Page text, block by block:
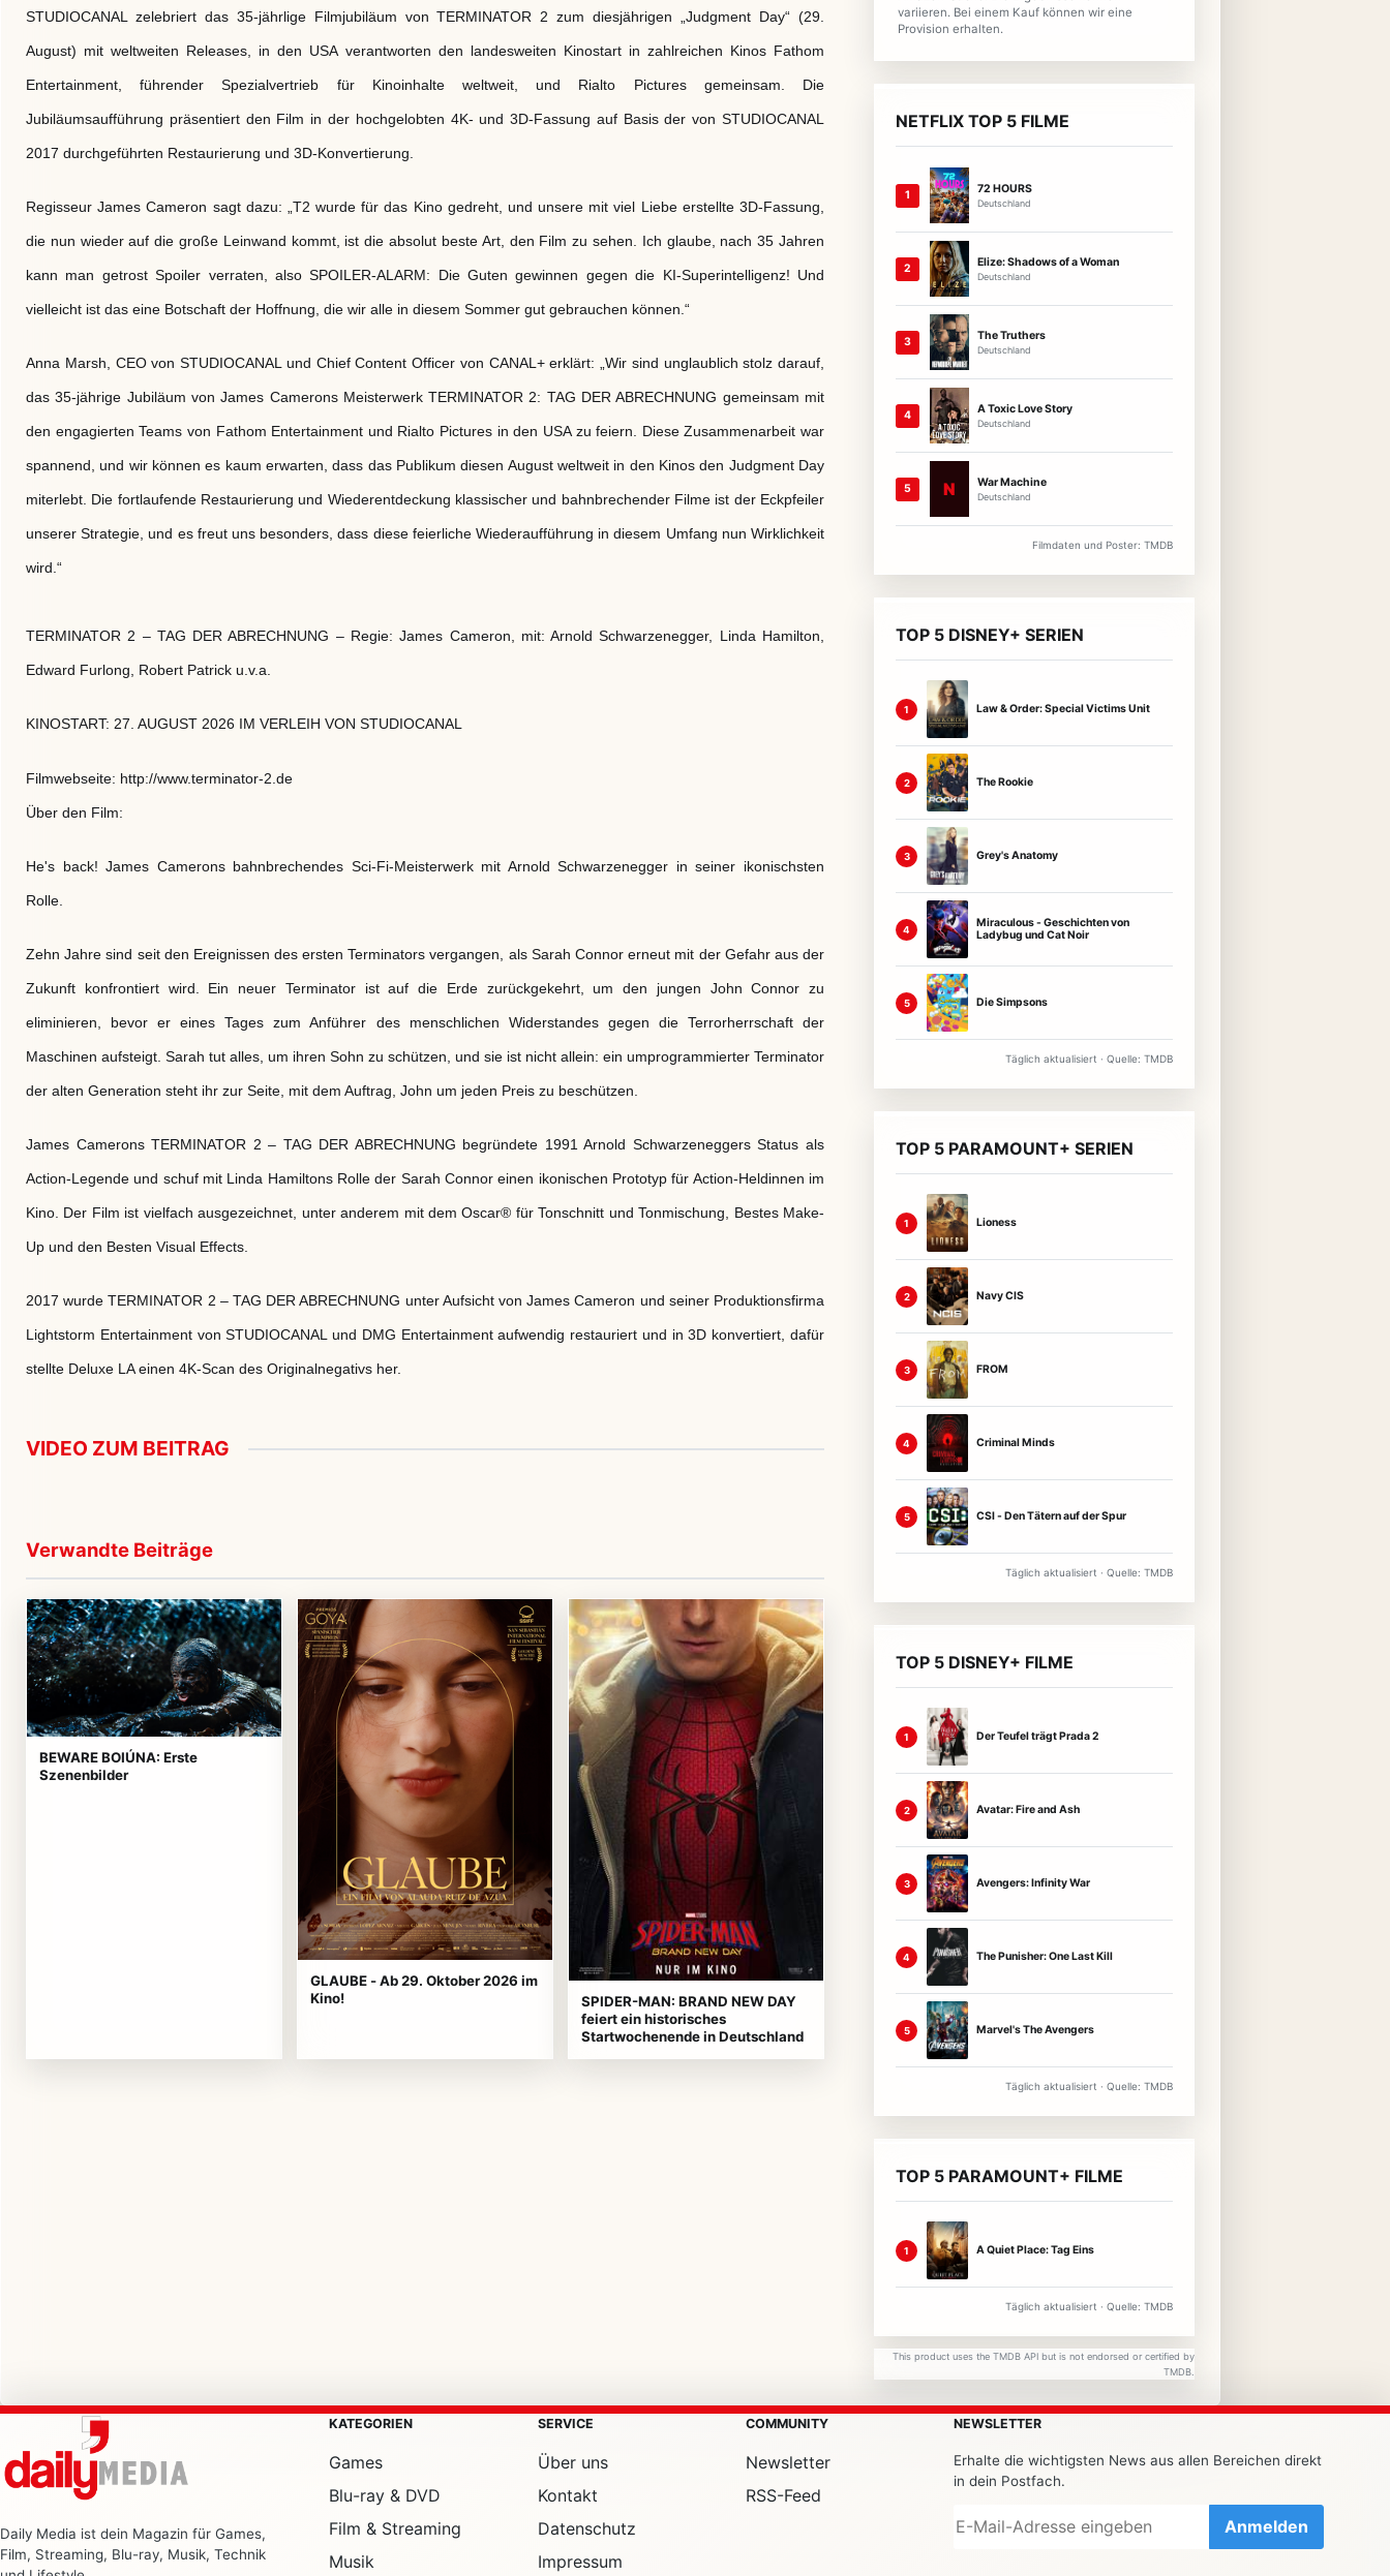
STUDIOCANAL zelebriert das 35-jährlige Filmjubiläum von TERMINATOR 2 zum diesjährigen „Judgment Day“ (29.
August) mit weltweiten Releases, in den USA verantworten den landesweiten Kinostart in zahlreichen Kinos Fathom
Entertainment, führender Spezialvertrieb für Kinoinhalte weltweit, und Rialto Pictures gemeinsam. Die
Jubiläumsaufführung präsentiert den Film in der hochgelobten 4K- und 3D-Fassung auf Basis der von STUDIOCANAL
2017 durchgeführten Restaurierung und 3D-Konvertierung.
Regisseur James Cameron sagt dazu: „T2 wurde für das Kino gedreht, und unsere mit viel Liebe erstellte 3D-Fassung,
die nun wieder auf die große Leinwand kommt, ist die absolut beste Art, den Film zu sehen. Ich glaube, nach 35 Jahren
kann man getrost Spoiler verraten, also SPOILER-ALARM: Die Guten gewinnen gegen die KI-Superintelligenz! Und
vielleicht ist das eine Botschaft der Hoffnung, die wir alle in diesem Sommer gut gebrauchen können.“
Anna Marsh, CEO von STUDIOCANAL und Chief Content Officer von CANAL+ erklärt: „Wir sind unglaublich stolz darauf,
das 35-jährige Jubiläum von James Camerons Meisterwerk TERMINATOR 2: TAG DER ABRECHNUNG gemeinsam mit
den engagierten Teams von Fathom Entertainment und Rialto Pictures in den USA zu feiern. Diese Zusammenarbeit war
spannend, und wir können es kaum erwarten, dass das Publikum diesen August weltweit in den Kinos den Judgment Day
miterlebt. Die fortlaufende Restaurierung und Wiederentdeckung klassischer und bahnbrechender Filme ist der Eckpfeiler
unserer Strategie, und es freut uns besonders, dass diese feierliche Wiederaufführung in diesem Umfang nun Wirklichkeit
wird.“
TERMINATOR 2 – TAG DER ABRECHNUNG – Regie: James Cameron, mit: Arnold Schwarzenegger, Linda Hamilton,
Edward Furlong, Robert Patrick u.v.a.
KINOSTART: 27. AUGUST 2026 IM VERLEIH VON STUDIOCANAL
Filmwebseite: http://www.terminator-2.de
Über den Film:
He's back! James Camerons bahnbrechendes Sci-Fi-Meisterwerk mit Arnold Schwarzenegger in seiner ikonischsten
Rolle.
Zehn Jahre sind seit den Ereignissen des ersten Terminators vergangen, als Sarah Connor erneut mit der Gefahr aus der
Zukunft konfrontiert wird. Ein neuer Terminator ist auf die Erde zurückgekehrt, um den jungen John Connor zu
eliminieren, bevor er eines Tages zum Anführer des menschlichen Widerstandes gegen die Terrorherrschaft der
Maschinen aufsteigt. Sarah tut alles, um ihren Sohn zu schützen, und sie ist nicht allein: ein umprogrammierter Terminator
der alten Generation steht ihr zur Seite, mit dem Auftrag, John um jeden Preis zu beschützen.
James Camerons TERMINATOR 2 – TAG DER ABRECHNUNG begründete 1991 Arnold Schwarzeneggers Status als
Action-Legende und schuf mit Linda Hamiltons Rolle der Sarah Connor einen ikonischen Prototyp für Action-Heldinnen im
Kino. Der Film ist vielfach ausgezeichnet, unter anderem mit dem Oscar® für Tonschnitt und Tonmischung, Bestes Make-
Up und den Besten Visual Effects.
2017 wurde TERMINATOR 2 – TAG DER ABRECHNUNG unter Aufsicht von James Cameron und seiner Produktionsfirma
Lightstorm Entertainment von STUDIOCANAL und DMG Entertainment aufwendig restauriert und in 3D konvertiert, dafür
stellte Deluxe LA einen 4K-Scan des Originalnegativs her.
VIDEO ZUM BEITRAG
Verwandte Beiträge
BEWARE BOIÚNA: Erste
Szenenbilder
GLAUBE - Ab 29. Oktober 2026 im
Kino!
SPIDER-MAN: BRAND NEW DAY
feiert ein historisches
Startwochenende in Deutschland
variieren. Bei einem Kauf können wir eine
Provision erhalten.
NETFLIX TOP 5 FILME
1 72 HOURS
Deutschland
2 Elize: Shadows of a Woman
Deutschland
3 The Truthers
Deutschland
4 A Toxic Love Story
Deutschland
5 N War Machine
Deutschland
Filmdaten und Poster: TMDB
TOP 5 DISNEY+ SERIEN
1 Law & Order: Special Victims Unit
2 The Rookie
3 Grey's Anatomy
4
Miraculous - Geschichten von
Ladybug und Cat Noir
5 Die Simpsons
Täglich aktualisiert · Quelle: TMDB
TOP 5 PARAMOUNT+ SERIEN
1 Lioness
2 Navy CIS
3 FROM
4 Criminal Minds
5 CSI - Den Tätern auf der Spur
Täglich aktualisiert · Quelle: TMDB
TOP 5 DISNEY+ FILME
1 Der Teufel trägt Prada 2
2 Avatar: Fire and Ash
3 Avengers: Infinity War
4 The Punisher: One Last Kill
5 Marvel's The Avengers
Täglich aktualisiert · Quelle: TMDB
TOP 5 PARAMOUNT+ FILME
1 A Quiet Place: Tag Eins
Täglich aktualisiert · Quelle: TMDB
This product uses the TMDB API but is not endorsed or certified by
TMDB.
Daily Media ist dein Magazin für Games,
Film, Streaming, Blu-ray, Musik, Technik
KATEGORIEN
Games
Blu-ray & DVD
Film & Streaming
Musik
SERVICE
Über uns
Kontakt
Datenschutz
Impressum
COMMUNITY
Newsletter
RSS-Feed
NEWSLETTER
Erhalte die wichtigsten News aus allen Bereichen direkt
in dein Postfach.
Anmelden